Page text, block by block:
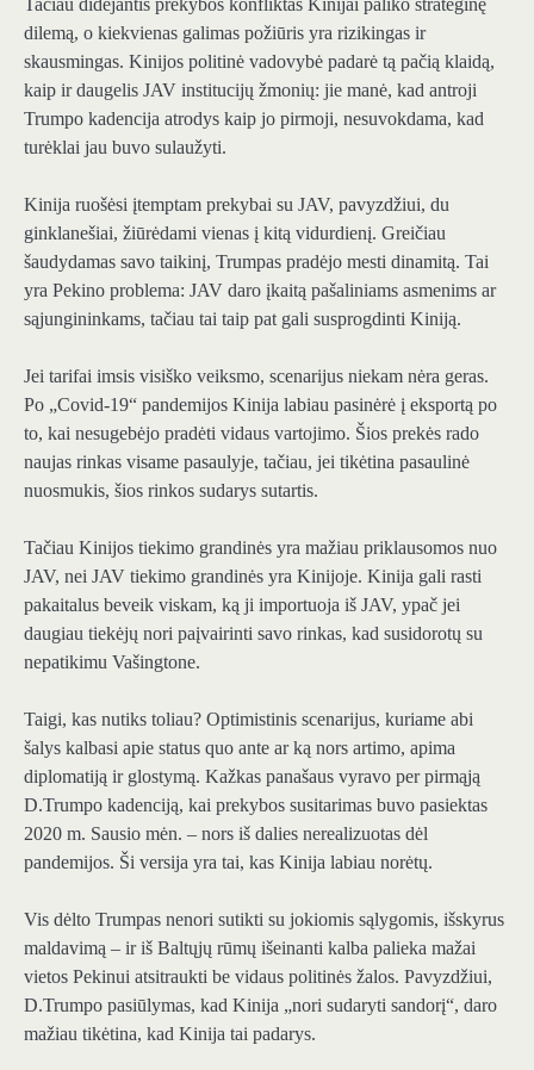
dilemą, o kiekvienas galimas požiūris yra rizikingas ir
skausmingas. Kinijos politinė vadovybė padarė tą pačią klaidą,
kaip ir daugelis JAV institucijų žmonių: jie manė, kad antroji
Trumpo kadencija atrodys kaip jo pirmoji, nesuvokdama, kad
turėklai jau buvo sulaužyti.
Kinija ruošėsi įtemptam prekybai su JAV, pavyzdžiui, du
ginklanešiai, žiūrėdami vienas į kitą vidurdienį. Greičiau
šaudydamas savo taikinį, Trumpas pradėjo mesti dinamitą. Tai
yra Pekino problema: JAV daro įkaitą pašaliniams asmenims ar
sąjungininkams, tačiau tai taip pat gali susprogdinti Kiniją.
Jei tarifai imsis visiško veiksmo, scenarijus niekam nėra geras.
Po „Covid-19“ pandemijos Kinija labiau pasinėrė į eksportą po
to, kai nesugebėjo pradėti vidaus vartojimo. Šios prekės rado
naujas rinkas visame pasaulyje, tačiau, jei tikėtina pasaulinė
nuosmukis, šios rinkos sudarys sutartis.
Tačiau Kinijos tiekimo grandinės yra mažiau priklausomos nuo
JAV, nei JAV tiekimo grandinės yra Kinijoje. Kinija gali rasti
pakaitalus beveik viskam, ką ji importuoja iš JAV, ypač jei
daugiau tiekėjų nori paįvairinti savo rinkas, kad susidorotų su
nepatikimu Vašingtone.
Taigi, kas nutiks toliau? Optimistinis scenarijus, kuriame abi
šalys kalbasi apie status quo ante ar ką nors artimo, apima
diplomatiją ir glostymą. Kažkas panašaus vyravo per pirmąją
D.Trumpo kadenciją, kai prekybos susitarimas buvo pasiektas
2020 m. Sausio mėn. – nors iš dalies nerealizuotas dėl
pandemijos. Ši versija yra tai, kas Kinija labiau norėtų.
Vis dėlto Trumpas nenori sutikti su jokiomis sąlygomis, išskyrus
maldavimą – ir iš Baltųjų rūmų išeinanti kalba palieka mažai
vietos Pekinui atsitraukti be vidaus politinės žalos. Pavyzdžiui,
D.Trumpo pasiūlymas, kad Kinija „nori sudaryti sandorį“, daro
mažiau tikėtina, kad Kinija tai padarys.